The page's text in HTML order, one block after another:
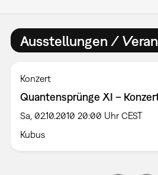
Ausstellungen /
Konzert
Quantensprünge XI –
Sa, 02.10.2010 20:00 Uhr CEST
Kubus